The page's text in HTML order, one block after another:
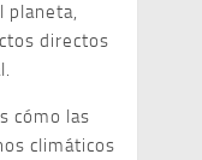
planeta,
directos
cómo las
climáticos